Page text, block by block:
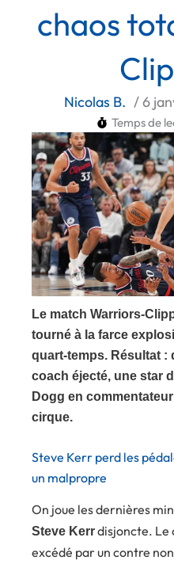
chaos
Nicolas B. /6
Temps de
Le match Warriors-
tourné à la farce
quart-temps. Résultat :
coach éjecté, une star
Dogg en
cirque.
Steve Kerr perd les
un malpropre
On joue les dernières
Steve Kerrdisjoncte. Le
excédé par un contre